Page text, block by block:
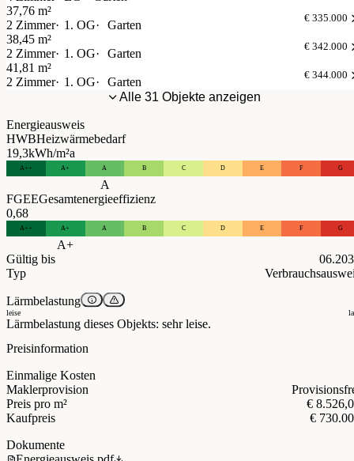
37,76 m²
2 Zimmer
1. OG Garten
€ 335.000
38,45 m²
2 Zimmer
1. OG Garten
€ 342.000
41,81 m²
2 Zimmer
1. OG Garten
€ 344.000
Alle 31 Objekte anzeigen
Energieausweis
HWBHeizwärmebedarf
19,3kWh/m²a
A++ A+ A B C D E F G
A
FGEEGesamtenergieeffizienz
0,68
A++ A+ A B C D E F G
A+
Gültig bis
Typ
Lärmbelastung
leise
Lärmbelastung dieses Objekts: sehr leise.
Preisinformation
Einmalige Kosten
Maklerprovision
Preis pro m²
€
Kaufpreis
€
Dokumente